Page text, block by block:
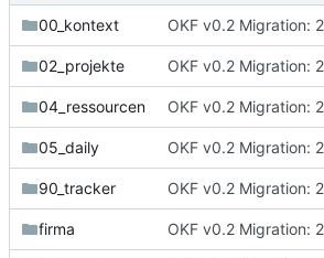
00_kontext
02_projekte
04_ressourcen
05_daily
90_tracker
firma